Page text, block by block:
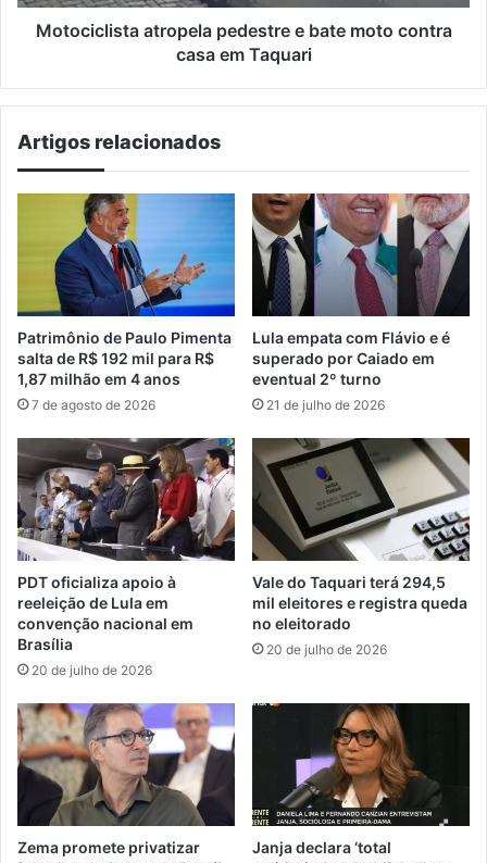
em
Taquari
Motociclista atropela pedestre e bate moto contra
casa em Taquari
Artigos relacionados
Patrimônio de Paulo Pimenta
salta de R$ 192 mil para R$
1,87 milhão em 4 anos
7 de agosto de 2026
Lula empata com Flávio e é
superado por Caiado em
eventual 2º turno
21 de julho de 2026
PDT oficializa apoio à
reeleição de Lula em
convenção nacional em
Brasília
20 de julho de 2026
Vale do Taquari terá 294,5
mil eleitores e registra queda
no eleitorado
20 de julho de 2026
Zema promete privatizar
Janja declara ‘total